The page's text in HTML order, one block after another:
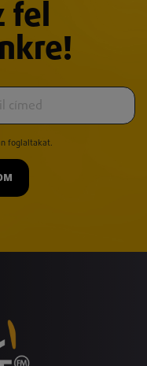
fel
foglaltakat.